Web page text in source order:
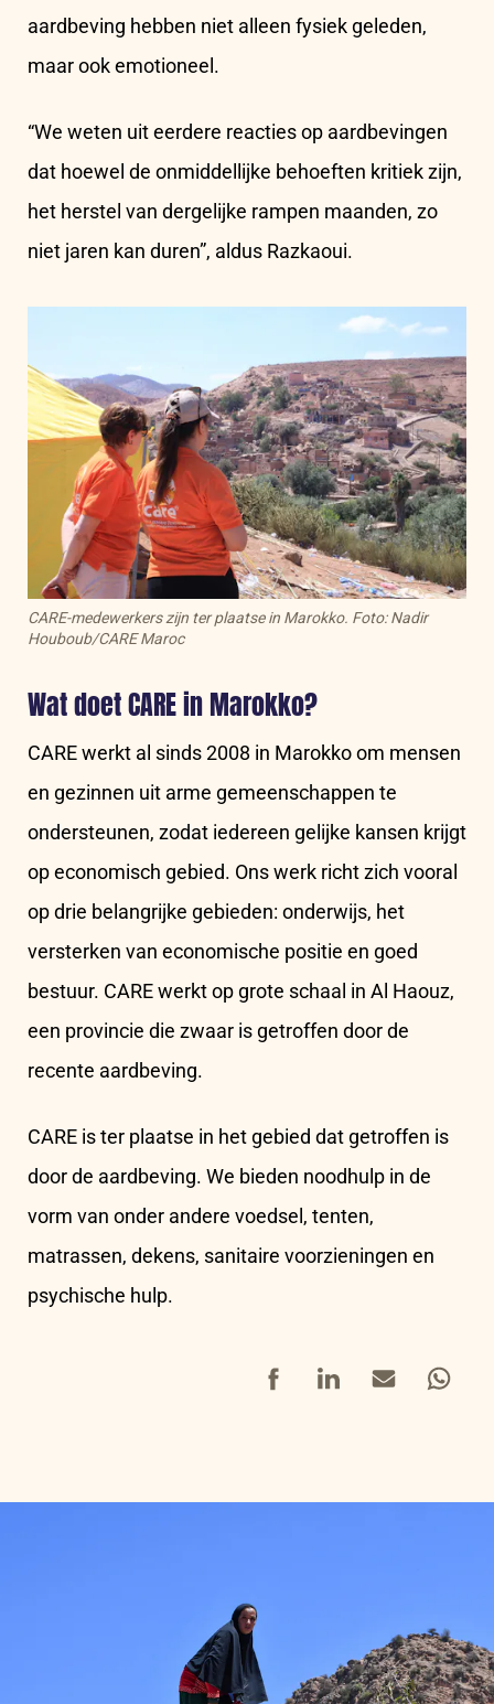
aardbeving hebben niet alleen fysiek geleden,
maar ook emotioneel.
“We weten uit eerdere reacties op aardbevingen
dat hoewel de onmiddellijke behoeften kritiek zijn,
het herstel van dergelijke rampen maanden, zo
niet jaren kan duren”, aldus Razkaoui.
CARE-medewerkers zijn ter plaatse in Marokko. Foto: Nadir
Houboub/CARE Maroc
Wat doet CARE in Marokko?
CARE werkt al sinds 2008 in Marokko om mensen
en gezinnen uit arme gemeenschappen te
ondersteunen, zodat iedereen gelijke kansen krijgt
op economisch gebied. Ons werk richt zich vooral
op drie belangrijke gebieden: onderwijs, het
versterken van economische positie en goed
bestuur. CARE werkt op grote schaal in Al Haouz,
een provincie die zwaar is getroffen door de
recente aardbeving.
CARE is ter plaatse in het gebied dat getroffen is
door de aardbeving. We bieden noodhulp in de
vorm van onder andere voedsel, tenten,
matrassen, dekens, sanitaire voorzieningen en
psychische hulp.
FacebookLinkedInMail